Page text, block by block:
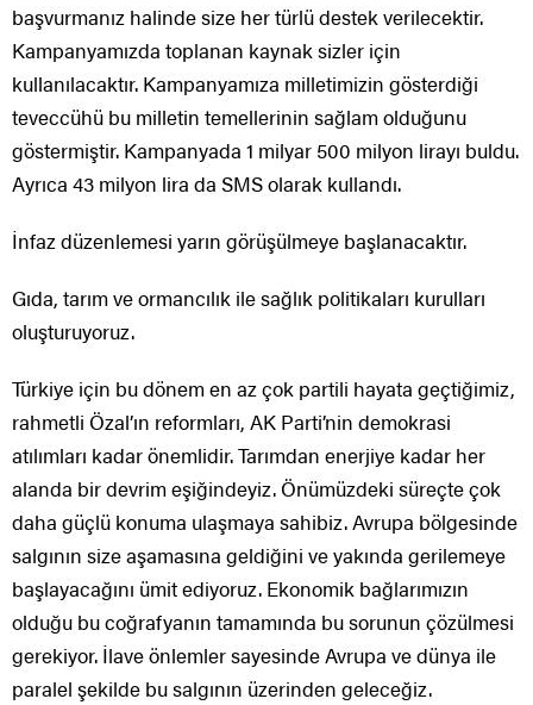
başvurmanız halinde size her türlü destek verilecektir.
Kampanyamızda toplanan kaynak sizler için
kullanılacaktır. Kampanyamıza milletimizin gösterdiği
teveccühü bu milletin temellerinin sağlam olduğunu
göstermiştir. Kampanyada 1 milyar 500 milyon lirayı buldu.
Ayrıca 43 milyon lira da SMS olarak kullandı.
İnfaz düzenlemesi yarın görüşülmeye başlanacaktır.
Gıda, tarım ve ormancılık ile sağlık politikaları kurulları
oluşturuyoruz.
Türkiye için bu dönem en az çok partili hayata geçtiğimiz,
rahmetli Özal’ın reformları, AK Parti’nin demokrasi
atılımları kadar önemlidir. Tarımdan enerjiye kadar her
alanda bir devrim eşiğindeyiz. Önümüzdeki süreçte çok
daha güçlü konuma ulaşmaya sahibiz. Avrupa bölgesinde
salgının size aşamasına geldiğini ve yakında gerilemeye
başlayacağını ümit ediyoruz. Ekonomik bağlarımızın
olduğu bu coğrafyanın tamamında bu sorunun çözülmesi
gerekiyor. İlave önlemler sayesinde Avrupa ve dünya ile
paralel şekilde bu salgının üzerinden geleceğiz.